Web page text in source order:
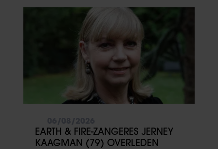
EARTH & FIRE-ZANGERES JERNEY
KAAGMAN (79) OVERLEDEN